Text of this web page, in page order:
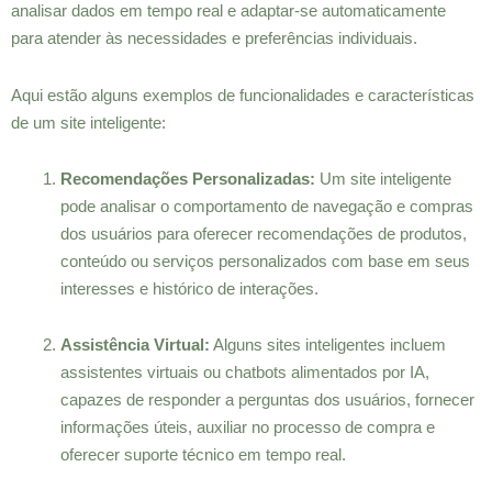
analisar dados em tempo real e adaptar-se automaticamente
para atender às necessidades e preferências individuais.
Aqui estão alguns exemplos de funcionalidades e características
de um site inteligente:
Recomendações Personalizadas: Um site inteligente
pode analisar o comportamento de navegação e compras
dos usuários para oferecer recomendações de produtos,
conteúdo ou serviços personalizados com base em seus
interesses e histórico de interações.
Assistência Virtual: Alguns sites inteligentes incluem
assistentes virtuais ou chatbots alimentados por IA,
capazes de responder a perguntas dos usuários, fornecer
informações úteis, auxiliar no processo de compra e
oferecer suporte técnico em tempo real.